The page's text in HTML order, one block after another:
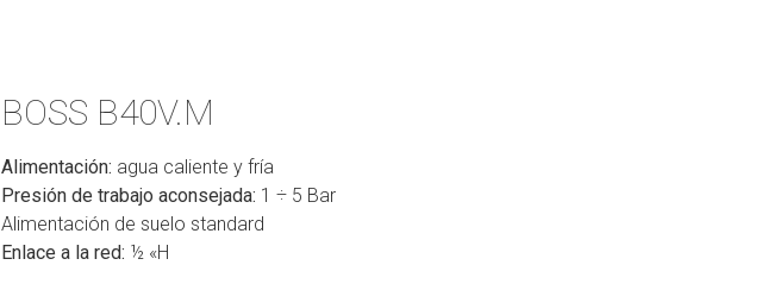
BOSS B40V.M
Alimentación: agua caliente y fría
Presión de trabajo aconsejada: 1 ÷ 5 Bar
Alimentación de suelo standard
Enlace a la red: ½ «H